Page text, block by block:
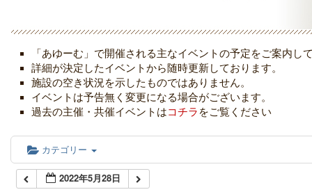
「あゆーむ」で開催される主なイベントの予定をご案内し
詳細が決定したイベントから随時更新しております。
施設の空き状況を示したものではありません。
イベントは予告無く変更になる場合がございます。
過去の主催・共催イベントはコチラ をご覧ください
カテゴリー
2022年5月28日
04:00
06:00
07:00